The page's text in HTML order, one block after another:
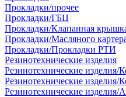
Прокладки/прочее
Прокладки/ГБЦ
Прокладки/Клапанная
Прокладки/Масляного
Прокладки/Прокладки РТИ
Резинотехнические изделия
Резинотехнические изделия/
Резинотехнические изделия/
Резинотехнические изделия/